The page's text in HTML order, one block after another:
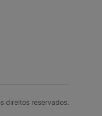
direitos reservados.